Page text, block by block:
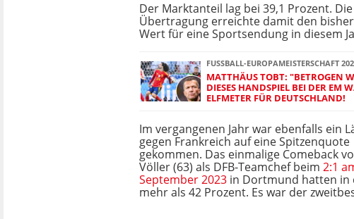
Der Marktanteil lag bei 39,1 Prozent. Die
Übertragung erreichte damit den
Wert für eine Sportsendung in diesem
FUSSBALL-EUROPAMEISTERSCHAFT 2024
MATTHÄUS TOBT: "BETROGEN
DIESES HANDSPIEL BEI DER EM
ELFMETER FÜR DEUTSCHLAND!
Im vergangenen Jahr war ebenfalls ein
gegen Frankreich auf eine Spitzenquote
gekommen. Das einmalige Comeback
Völler (63) als DFB-Teamchef beim 2:1
September 2023 in Dortmund hatten in
mehr als 42 Prozent. Es war der